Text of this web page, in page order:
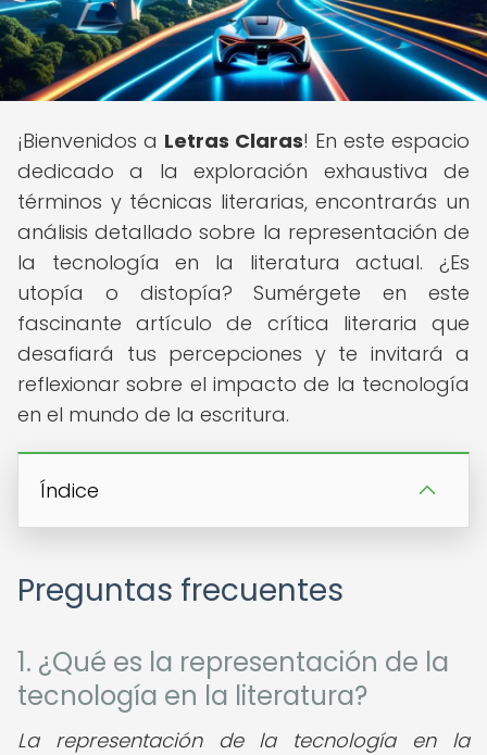
¡Bienvenidos a Letras Claras! En este espacio
dedicado a la exploración exhaustiva de
términos y técnicas literarias, encontrarás un
análisis detallado sobre la representación de
la tecnología en la literatura actual. ¿Es
utopía o distopía? Sumérgete en este
fascinante artículo de crítica literaria que
desafiará tus percepciones y te invitará a
reflexionar sobre el impacto de la tecnología
en el mundo de la escritura.
Índice
Preguntas frecuentes
1. ¿Qué es la representación de la
tecnología en la literatura?
La representación de la tecnología en la